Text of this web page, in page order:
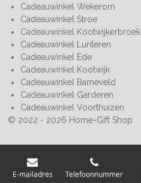
Cadeauwinkel Wekerom
Cadeauwinkel Stroe
Cadeauwinkel Kootwijkerbroek
Cadeauwinkel Lunteren
Cadeauwinkel Ede
Cadeauwinkel Kootwijk
Cadeauwinkel Barneveld
Cadeauwinkel Garderen
Cadeauwinkel Voorthuizen
© 2022 - 2026 Home-Gift Shop
E-mailadres Telefoonnummer